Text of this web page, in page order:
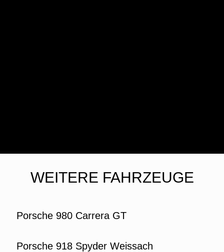
WEITERE FAHRZEUGE
Porsche 980 Carrera GT
Porsche 918 Spyder Weissach